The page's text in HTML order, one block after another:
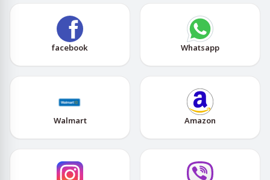
facebook Whatsapp
Walmart Amazon